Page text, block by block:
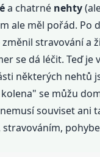
a chatrné nehty
ale měl pořád. Po
změnil stravování a
se dá léčit. Teď je
některých nehtů
se můžu
souviset ani
stravováním,